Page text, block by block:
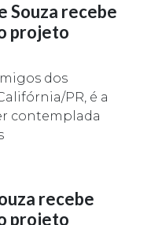
Souza recebe
projeto
dos
PR, é a
contemplada
recebe
projeto